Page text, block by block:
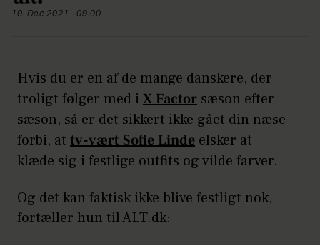
10. Dec 2021 - 09:00
Hvis du er en af de mange danskere, der
troligt følger med i X Factor sæson efter
sæson, så er det sikkert ikke gået din næse
forbi, at tv-vært Sofie Linde elsker at
klæde sig i festlige outfits og vilde farver.
Og det kan faktisk ikke blive festligt nok,
fortæller hun til ALT.dk: